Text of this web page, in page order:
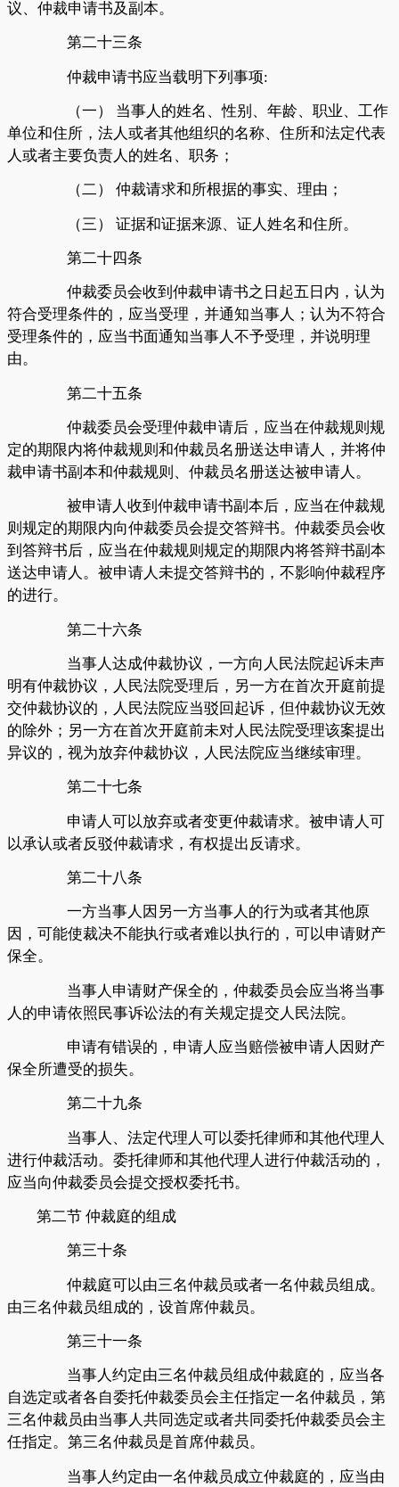
议、仲裁申请书及副本。
第二十三条
仲裁申请书应当载明下列事项:
（一）
当事人的姓名、性别、年龄、职业、工作
单位和住所，法人或者其他组织的名称、住所和法定代表
人或者主要负责人的姓名、职务；
（二） 仲裁请求和所根据的事实、理由；
（三） 证据和证据来源、证人姓名和住所。
第二十四条
仲裁委员会收到仲裁申请书之日起五日内，认为
符合受理条件的，应当受理，并通知当事人；认为不符合
受理条件的，应当书面通知当事人不予受理，并说明理
由。
第二十五条
仲裁委员会受理仲裁申请后，应当在仲裁规则规
定的期限内将仲裁规则和仲裁员名册送达申请人，并将仲
裁申请书副本和仲裁规则、仲裁员名册送达被申请人。
被申请人收到仲裁申请书副本后，应当在仲裁规
则规定的期限内向仲裁委员会提交答辩书。仲裁委员会收
到答辩书后，应当在仲裁规则规定的期限内将答辩书副本
送达申请人。被申请人未提交答辩书的，不影响仲裁程序
的进行。
第二十六条
当事人达成仲裁协议，一方向人民法院起诉未声
明有仲裁协议，人民法院受理后，另一方在首次开庭前提
交仲裁协议的，人民法院应当驳回起诉，但仲裁协议无效
的除外；另一方在首次开庭前未对人民法院受理该案提出
异议的，视为放弃仲裁协议，人民法院应当继续审理。
第二十七条
申请人可以放弃或者变更仲裁请求。被申请人可
以承认或者反驳仲裁请求，有权提出反请求。
第二十八条
一方当事人因另一方当事人的行为或者其他原
因，可能使裁决不能执行或者难以执行的，可以申请财产
保全。
当事人申请财产保全的，仲裁委员会应当将当事
人的申请依照民事诉讼法的有关规定提交人民法院。
申请有错误的，申请人应当赔偿被申请人因财产
保全所遭受的损失。
第二十九条
当事人、法定代理人可以委托律师和其他代理人
进行仲裁活动。委托律师和其他代理人进行仲裁活动的，
应当向仲裁委员会提交授权委托书。
第二节 仲裁庭的组成
第三十条
仲裁庭可以由三名仲裁员或者一名仲裁员组成。
由三名仲裁员组成的，设首席仲裁员。
第三十一条
当事人约定由三名仲裁员组成仲裁庭的，应当各
自选定或者各自委托仲裁委员会主任指定一名仲裁员，第
三名仲裁员由当事人共同选定或者共同委托仲裁委员会主
任指定。第三名仲裁员是首席仲裁员。
当事人约定由一名仲裁员成立仲裁庭的，应当由